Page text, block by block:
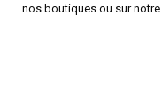
nos boutiques ou sur